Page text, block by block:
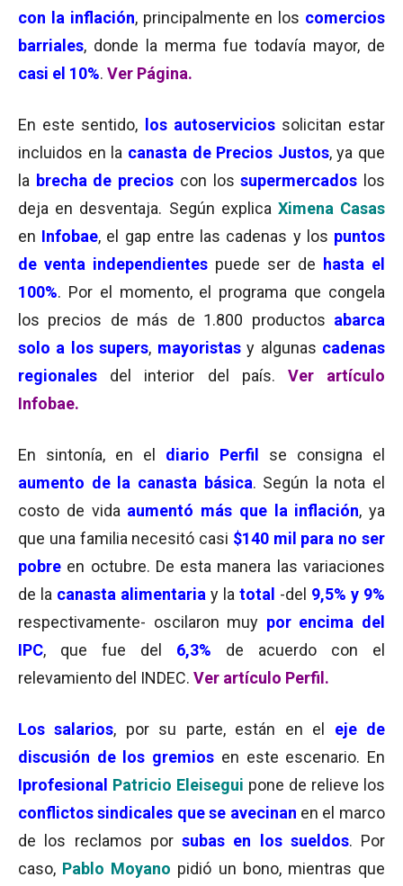
con la inflación, principalmente en los comercios
barriales, donde la merma fue todavía mayor, de
casi el 10%. Ver Página.
En este sentido, los autoservicios solicitan estar
incluidos en la canasta de Precios Justos, ya que
la brecha de precios con lossupermercados los
deja en desventaja. Según explica Ximena Casas
en Infobae, el gap entre las cadenas y los puntos
de venta independientes puede ser de hasta el
100%. Por el momento, el programa que congela
los precios de más de 1.800 productos abarca
solo a los supers, mayoristasy algunas cadenas
regionales
del interior del país. Ver artículo
Infobae.
En sintonía, en el diario Perfil
se consigna el
aumento de la canasta básica. Según la nota el
costo de vida aumentó más que la inflación, ya
que una familia necesitó casi $140 mil para no ser
pobre en octubre. De esta manera las variaciones
de la canasta alimentaria y la total -del 9,5% y 9%
respectivamente- oscilaron muy por encima del
IPC, que fue del 6,3% de acuerdo con el
relevamiento del INDEC. Ver artículo Perfil.
Los salarios, por su parte, están en el
eje de
discusión de los gremios en este escenario. En
Iprofesional Patricio Eleisegui pone de relieve los
conflictos sindicales que se avecinan en el marco
de los reclamos porsubas en los sueldos. Por
caso, Pablo Moyano pidió un bono, mientras que